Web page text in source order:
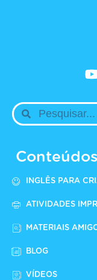
Conteúdos
INGLÊS PARA
ATIVIDADES
MATERIAIS
BLOG
VÍDEOS